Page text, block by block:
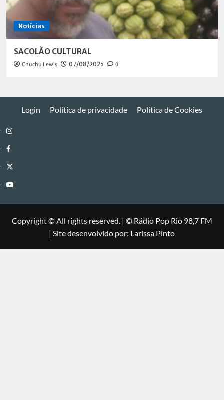
Notícias
SACOLÃO CULTURAL
Chuchu Lewis 07/08/2025 0
Login Política de privacidade Política de Cookies
Instagram
Facebook
Twitter
Youtube
Copyright © All rights reserved. | ©Rádio Pop Rio 98,7 FM
| Site desenvolvido por: Larissa Pinto